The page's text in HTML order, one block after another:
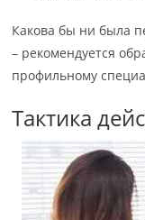
Какова бы ни была
– рекомендуется
профильному
Тактика